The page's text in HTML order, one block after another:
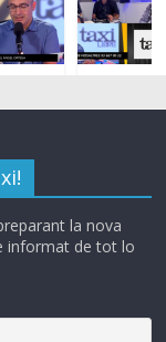
la nova
informat de tot lo